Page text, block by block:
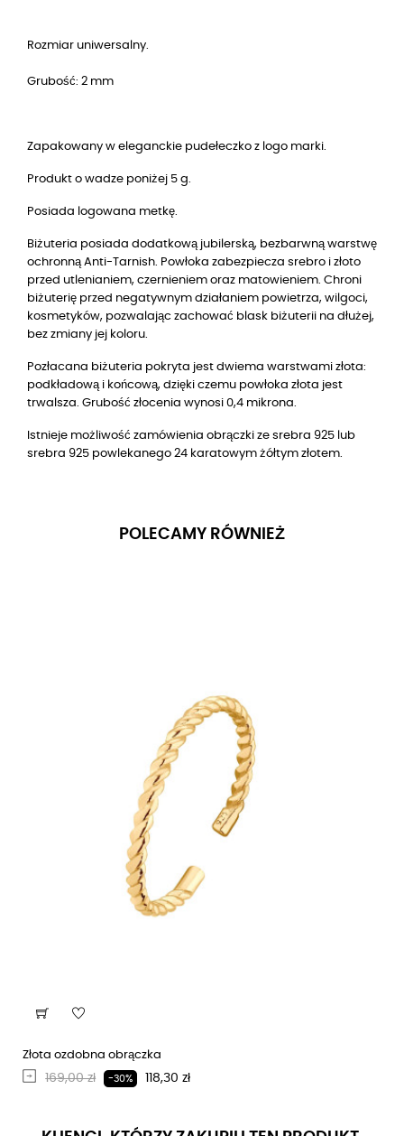
Rozmiar uniwersalny.
Grubość: 2 mm
Zapakowany w eleganckie pudełeczko z logo marki.
Produkt o wadze poniżej 5 g.
Posiada logowana metkę.
Biżuteria posiada dodatkową jubilerską, bezbarwną warstwę
ochronną Anti-Tarnish. Powłoka zabezpiecza srebro i złoto
przed utlenianiem, czernieniem oraz matowieniem. Chroni
biżuterię przed negatywnym działaniem powietrza, wilgoci,
kosmetyków, pozwalając zachować blask biżuterii na dłużej,
bez zmiany jej koloru.
Pozłacana biżuteria pokryta jest dwiema warstwami złota:
podkładową i końcową, dzięki czemu powłoka złota jest
trwalsza. Grubość złocenia wynosi 0,4 mikrona.
Istnieje możliwość zamówienia obrączki ze srebra 925 lub
srebra 925 powlekanego 24 karatowym żółtym złotem.
POLECAMY RÓWNIEŻ
Złota ozdobna obrączka
Regularna cena
169,00 zł -30% Cena
118,30 zł